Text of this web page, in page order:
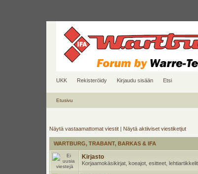
UKK Rekisteröidy Kirjaudu sisään Etsi
Etusivu
Näytä vastaamattomat viestit | Näytä aktiiviset viestiketjut
WARTBURG, TRABANT, BARKAS & IFA
Kirjasto
Korjaamokäsikirjat, koeajot, esitteet,